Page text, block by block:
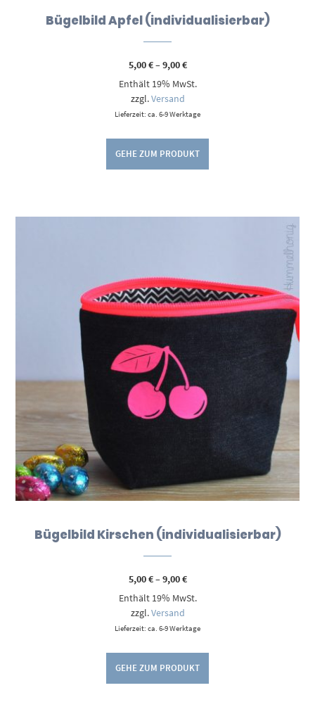
Bügelbild Apfel (individualisierbar)
5,00€–9,00€Preisspanne:
bis
Enthält 19% MwSt.
zzgl.Versand
Lieferzeit: ca. 6-9 Werktage
GEHE ZUM PRODUKT
Bügelbild Kirschen (individualisierbar)
5,00€–9,00€Preisspanne:
bis
Enthält 19% MwSt.
zzgl.Versand
Lieferzeit: ca. 6-9 Werktage
GEHE ZUM PRODUKT